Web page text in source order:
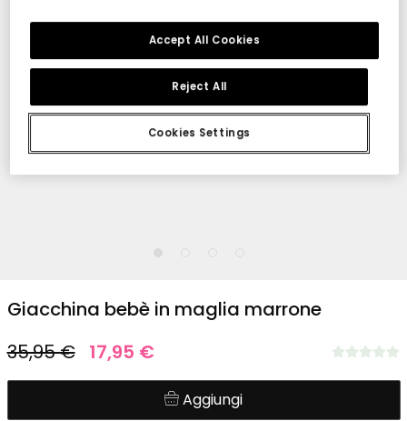
Giacchina bebè in maglia marrone
35,95 € 17,95 €
Aggiungi
Cookies Settings
Reject All
Accept All Cookies